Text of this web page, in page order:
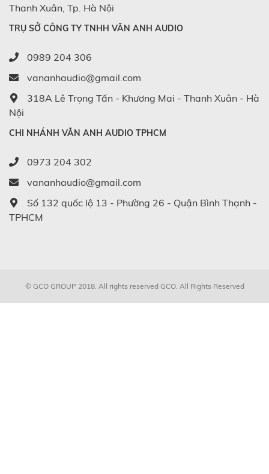
Thanh Xuân, Tp. Hà Nội
TRỤ SỞ CÔNG TY TNHH VĂN ANH AUDIO
0989 204 306
vananhaudio@gmail.com
318A Lê Trọng Tấn - Khương Mai - Thanh Xuân - Hà
Nội
CHI NHÁNH VĂN ANH AUDIO TPHCM
0973 204 302
vananhaudio@gmail.com
Số 132 quốc lộ 13 - Phường 26 - Quận Bình Thạnh -
TPHCM
© GCO GROUP 2018. All rights reserved GCO. All Rights Reserved